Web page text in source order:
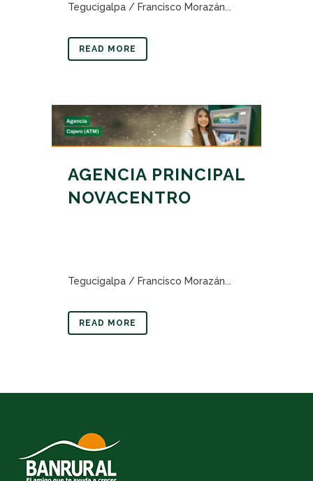
Tegucigalpa / Francisco Morazán...
READ MORE
AGENCIA PRINCIPAL
NOVACENTRO
Tegucigalpa / Francisco Morazán...
READ MORE